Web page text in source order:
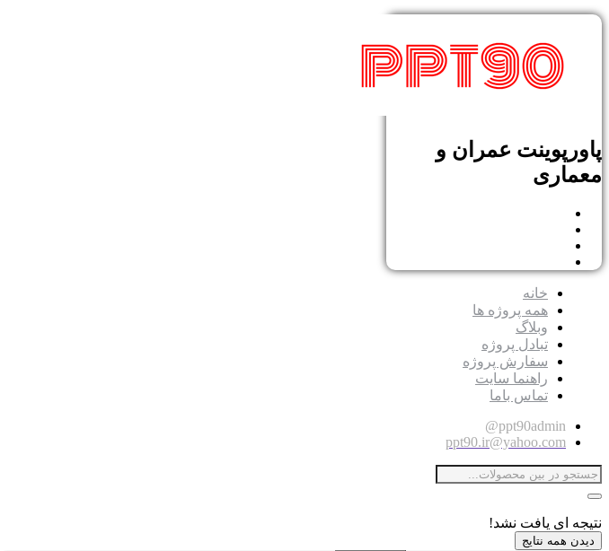
پاورپوینت عمران و
معماری
خانه
همه پروژه ها
وبلاگ
تبادل پروژه
سفارش پروژه
راهنما سایت
تماس باما
ppt90admin@
ppt90.ir@yahoo.com
نتیجه ای یافت نشد!
دیدن همه نتایج